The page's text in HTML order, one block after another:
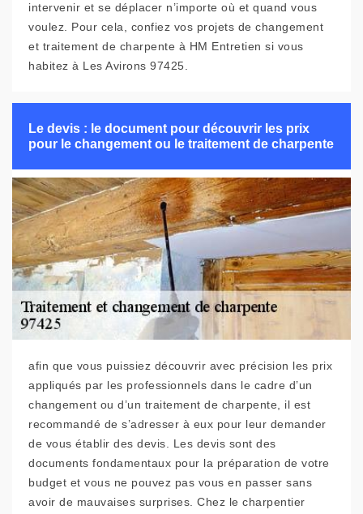
intervenir et se déplacer n’importe où et quand vous
voulez. Pour cela, confiez vos projets de changement
et traitement de charpente à HM Entretien si vous
habitez à Les Avirons 97425.
Le devis : le document pour découvrir les prix
pour le changement ou le traitement de charpente
afin que vous puissiez découvrir avec précision les prix
appliqués par les professionnels dans le cadre d’un
changement ou d’un traitement de charpente, il est
recommandé de s’adresser à eux pour leur demander
de vous établir des devis. Les devis sont des
documents fondamentaux pour la préparation de votre
budget et vous ne pouvez pas vous en passer sans
avoir de mauvaises surprises. Chez le charpentier